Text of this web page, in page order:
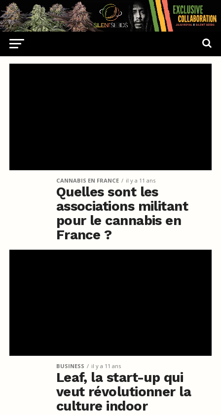
CANNABIS EN FRANCE il y a 11 ans
Quelles sont les
associations militant
pour le cannabis en
France ?
BUSINESS il y a 11 ans
Leaf, la start-up qui
veut révolutionner la
culture indoor